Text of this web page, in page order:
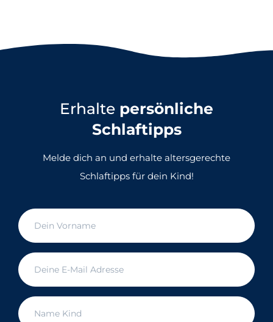
Erhalte persönliche
Schlaftipps
Melde dich an und erhalte altersgerechte
Schlaftipps für dein Kind!